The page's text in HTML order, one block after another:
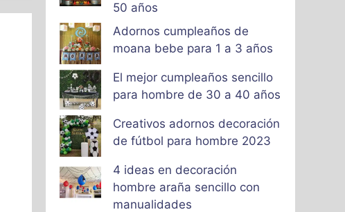
50 años
Adornos cumpleaños de
moana bebe para 1 a 3 años
El mejor cumpleaños sencillo
para hombre de 30 a 40 años
Creativos adornos decoración
de fútbol para hombre 2023
4 ideas en decoración
hombre araña sencillo con
manualidades